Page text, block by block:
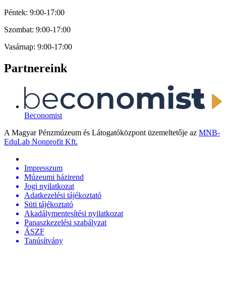
Péntek: 9:00-17:00
Szombat: 9:00-17:00
Vasárnap: 9:00-17:00
Partnereink
Beconomist
A Magyar Pénzmúzeum és Látogatóközpont üzemeltetője az MNB-
EduLab Nonprofit Kft.
Impresszum
Múzeumi házirend
Jogi nyilatkozat
Adatkezelési tájékoztató
Süti tájékoztató
Akadálymentesítési nyilatkozat
Panaszkezelési szabályzat
ÁSZF
Tanúsítvány